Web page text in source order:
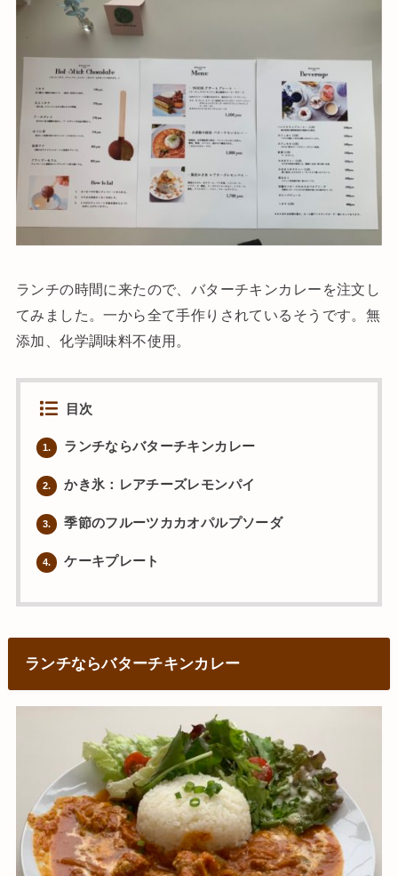
ランチの時間に来たので、バターチキンカレーを注文し
てみました。一から全て手作りされているそうです。無
添加、化学調味料不使用。
目次
1. ランチならバターチキンカレー
2. かき氷：レアチーズレモンパイ
3. 季節のフルーツカカオパルプソーダ
4. ケーキプレート
ランチならバターチキンカレー